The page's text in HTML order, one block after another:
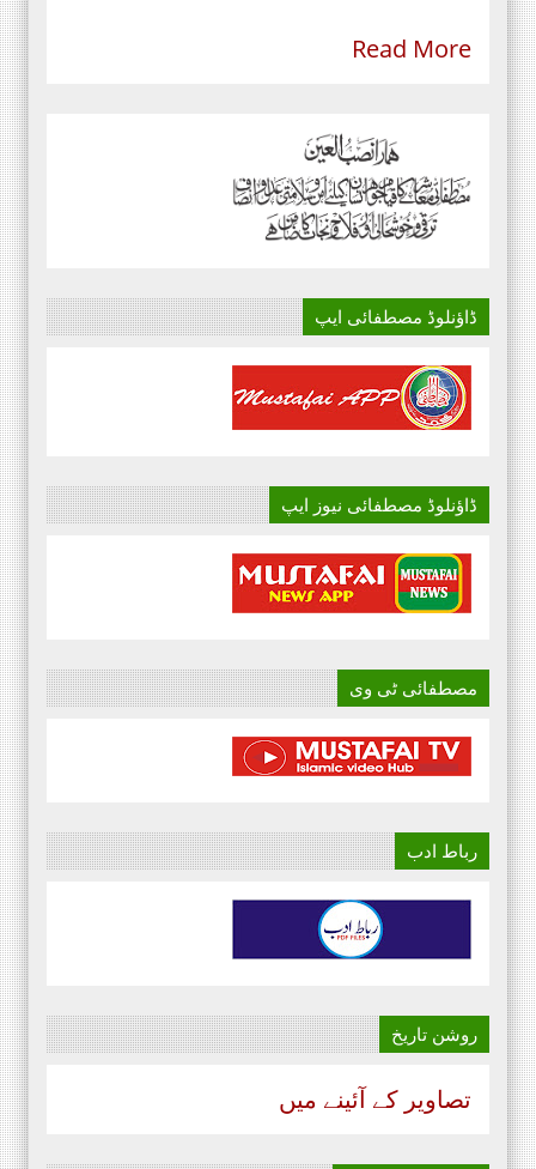
Read More
ڈاؤنلوڈ مصطفائی ایپ
ڈاؤنلوڈ مصطفائی نیوز ایپ
مصطفائی ٹی وی
رباط ادب
روشن تاریخ
تصاویر کے آئینے میں